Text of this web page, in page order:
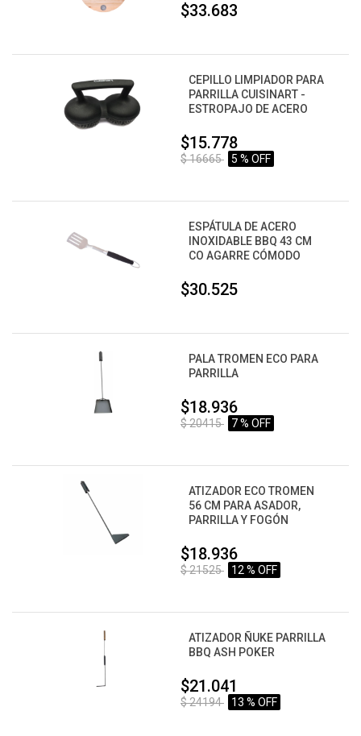
$33.683
CEPILLO LIMPIADOR PARA
PARRILLA CUISINART -
ESTROPAJO DE ACERO
$15.778
$ 16665 5 % OFF
ESPÁTULA DE ACERO
INOXIDABLE BBQ 43 CM
CO AGARRE CÓMODO
$30.525
PALA TROMEN ECO PARA
PARRILLA
$18.936
$ 20415 7 % OFF
ATIZADOR ECO TROMEN
56 CM PARA ASADOR,
PARRILLA Y FOGÓN
$18.936
$ 21525 12 % OFF
ATIZADOR ÑUKE PARRILLA
BBQ ASH POKER
$21.041
$ 24194 13 % OFF